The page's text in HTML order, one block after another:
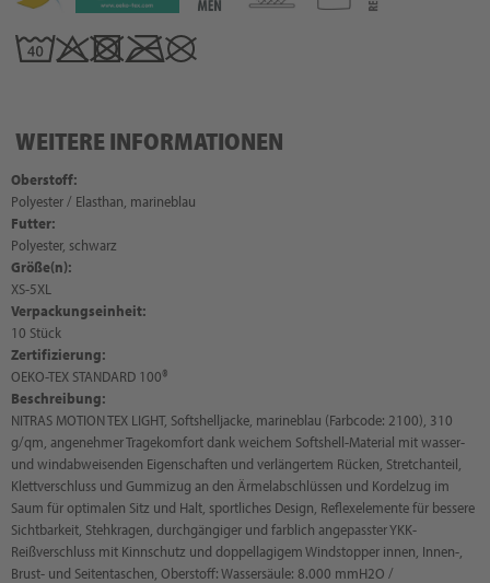
WEITERE INFORMATIONEN
Oberstoff:
Polyester / Elasthan, marineblau
Futter:
Polyester, schwarz
Größe(n):
XS-5XL
Verpackungseinheit:
10 Stück
Zertifizierung:
OEKO-TEX STANDARD 100®
Beschreibung:
NITRAS MOTION TEX LIGHT, Softshelljacke, marineblau (Farbcode: 2100), 310
g/qm, angenehmer Tragekomfort dank weichem Softshell-Material mit wasser-
und windabweisenden Eigenschaften und verlängertem Rücken, Stretchanteil,
Klettverschluss und Gummizug an den Ärmelabschlüssen und Kordelzug im
Saum für optimalen Sitz und Halt, sportliches Design, Reflexelemente für bessere
Sichtbarkeit, Stehkragen, durchgängiger und farblich angepasster YKK-
Reißverschluss mit Kinnschutz und doppellagigem Windstopper innen, Innen-,
Brust- und Seitentaschen, Oberstoff: Wassersäule: 8.000 mmH2O /